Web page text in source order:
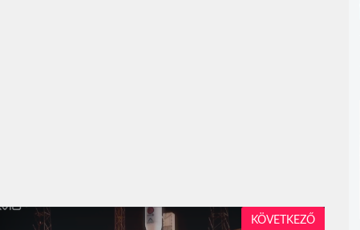
KÖVETKEZŐ